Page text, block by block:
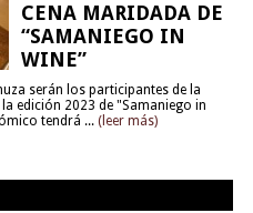
CENA MARIDADA DE
“SAMANIEGO IN
WINE”
serán los participantes de la
edición 2023 de "Samaniego in
tendrá ... (leer más)